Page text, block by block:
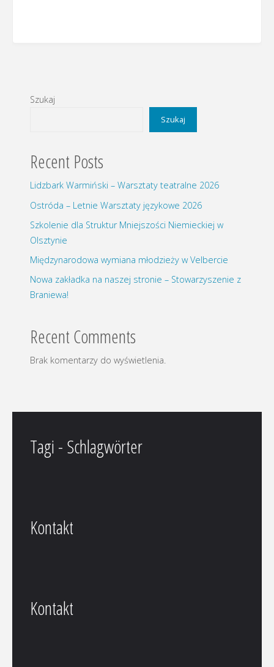
Szukaj
Szukaj
Recent Posts
Lidzbark Warmiński – Warsztaty teatralne 2026
Ostróda – Letnie Warsztaty językowe 2026
Szkolenie dla Struktur Mniejszości Niemieckiej w
Olsztynie
Międzynarodowa wymiana młodzieży w Velbercie
Nowa zakładka na naszej stronie – Stowarzyszenie z
Braniewa!
Recent Comments
Brak komentarzy do wyświetlenia.
Tagi - Schlagwörter
Kontakt
Kontakt